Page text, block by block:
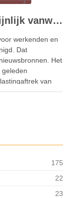
Stap-budget stopt waarschijnlijk vanwege kabinetsbezuiniging
werkenden en
Dat
Het
van
van
175
22
23